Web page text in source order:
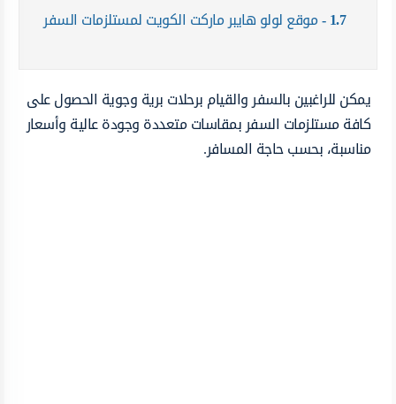
1.7 موقع لولو هايبر ماركت الكويت لمستلزمات السفر
يمكن للراغبين بالسفر والقيام برحلات برية وجوية الحصول على
كافة مستلزمات السفر بمقاسات متعددة وجودة عالية وأسعار
مناسبة، بحسب حاجة المسافر.